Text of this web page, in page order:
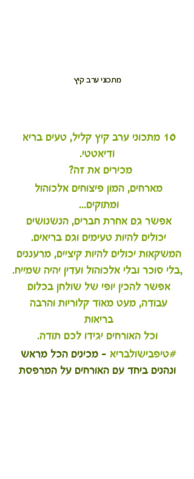
מתכוני ערב קיץ
10 מתכוני ערב קיץ קליל, טעים בריא
ודיאטטי.
מכירים את זה?
מארחים, המון פיצוחים אלכוהול
ומתוקים...
אפשר גם אחרת חברים, הנשנושים
יכולים להיות טעימים וגם בריאים.
המשקאות יכולים להיות קיציים, מרעננים
,בלי סוכר ובלי אלכוהול ועדין יהיה שמייח.
אפשר להכין יופי של שולחן בכלום
עבודה, מעט מאוד קלוריות והרבה
בריאות
וכל האורחים יגידו לכם תודה.
#טיפבישולבריא - מכינים הכל מראש
ונהנים ביחד עם האורחים על המרפסת